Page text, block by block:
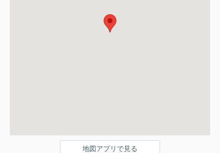
地図アプリで見る